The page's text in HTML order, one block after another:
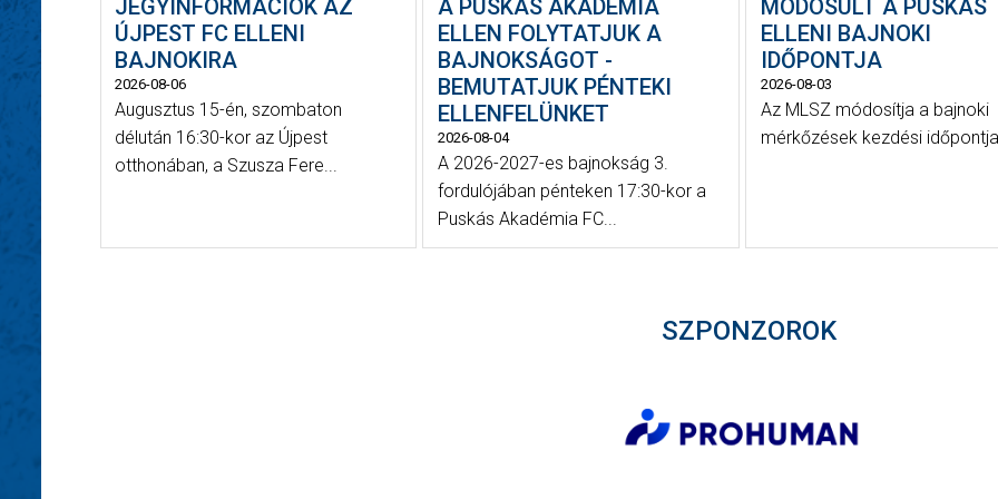
JEGYINFORMÁCIÓK AZ
ÚJPEST FC ELLENI
BAJNOKIRA
2026-08-06
Augusztus 15-én, szombaton
délután 16:30-kor az Újpest
otthonában, a Szusza Fere...
A PUSKÁS AKADÉMIA
ELLEN FOLYTATJUK A
BAJNOKSÁGOT -
BEMUTATJUK PÉNTEKI
ELLENFELÜNKET
2026-08-04
A 2026-2027-es bajnokság 3.
fordulójában pénteken 17:30-kor a
Puskás Akadémia FC...
MÓDOSULT A PUSKÁS
ELLENI BAJNOKI
IDŐPONTJA
2026-08-03
Az MLSZ módosítja a bajnoki
mérkőzések kezdési
SZPONZOROK